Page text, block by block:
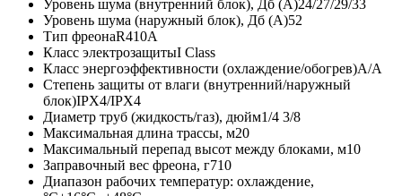
Уровень шума (внутренний блок), Дб (А)24/27/29/33
Уровень шума (наружный блок), Дб (А)52
Тип фреонаR410A
Класс электрозащитыI Class
Класс энергоэффективности (охлаждение/обогрев)A/A
Степень защиты от влаги (внутренний/наружный
блок)IPX4/IPX4
Диаметр труб (жидкость/газ), дюйм1/4 3/8
Максимальная длина трассы, м20
Максимальный перепад высот между блоками, м10
Заправочный вес фреона, г710
Диапазон рабочих температур: охлаждение,